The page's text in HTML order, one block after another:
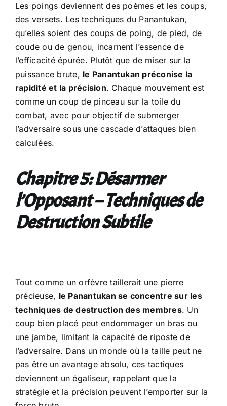
Les poings deviennent des poèmes et les coups,
des versets. Les techniques du Panantukan,
qu’elles soient des coups de poing, de pied, de
coude ou de genou, incarnent l’essence de
l’efficacité épurée. Plutôt que de miser sur la
puissance brute, le Panantukan préconise la
rapidité et la précision. Chaque mouvement est
comme un coup de pinceau sur la toile du
combat, avec pour objectif de submerger
l’adversaire sous une cascade d’attaques bien
calculées.
Chapitre 5: Désarmer
l’Opposant – Techniques de
Destruction Subtile
Tout comme un orfèvre taillerait une pierre
précieuse, le Panantukan se concentre sur les
techniques de destruction des membres. Un
coup bien placé peut endommager un bras ou
une jambe, limitant la capacité de riposte de
l’adversaire. Dans un monde où la taille peut ne
pas être un avantage absolu, ces tactiques
deviennent un égaliseur, rappelant que la
stratégie et la précision peuvent l’emporter sur la